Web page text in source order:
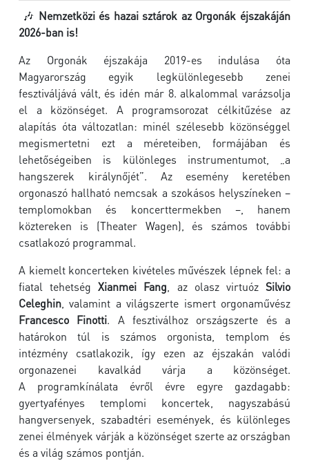
🎶 Nemzetközi és hazai sztárok az Orgonák éjszakáján
2026-ban is!
Az Orgonák éjszakája 2019-es indulása óta
Magyarország egyik legkülönlegesebb zenei
fesztiváljává vált, és idén már 8. alkalommal varázsolja
el a közönséget. A programsorozat célkitűzése az
alapítás óta változatlan: minél szélesebb közönséggel
megismertetni ezt a méreteiben, formájában és
lehetőségeiben is különleges instrumentumot, „a
hangszerek királynőjét”. Az esemény keretében
orgonaszó hallható nemcsak a szokásos helyszíneken –
templomokban és koncerttermekben –, hanem
köztereken is (Theater Wagen), és számos további
csatlakozó programmal.
A kiemelt koncerteken kivételes művészek lépnek fel: a
fiatal tehetségXianmei Fang , az olasz virtuózSilvio
Celeghin , valamint a világszerte ismert orgonaművész
Francesco Finotti. A fesztiválhoz országszerte és a
határokon túl is számos orgonista, templom és
intézmény csatlakozik, így ezen az éjszakán valódi
orgonazenei kavalkád várja a közönséget.
A programkínálata évről évre egyre gazdagabb:
gyertyafényes templomi koncertek, nagyszabású
hangversenyek, szabadtéri események, és különleges
zenei élmények várják a közönséget szerte az országban
és a világ számos pontján.